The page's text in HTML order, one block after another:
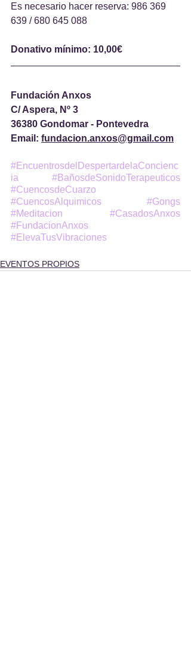
Es necesario hacer reserva: 986 369
639 / 680 645 088
Donativo mínimo: 10,00€
Fundación Anxos
C/ Aspera, Nº 3
36380 Gondomar - Pontevedra
Email: fundacion.anxos@gmail.com
#EncuentrosdelDespertardelaConcienc
ia
#BañosdeSonidoTerapeuticos
#CuencosdeCuarzo
#CuencosAlquimicos
#Gongs
#Meditacion
#CasadosAnxos
#FundacionAnxos
#ElevaTusVibraciones
EVENTOS PROPIOS